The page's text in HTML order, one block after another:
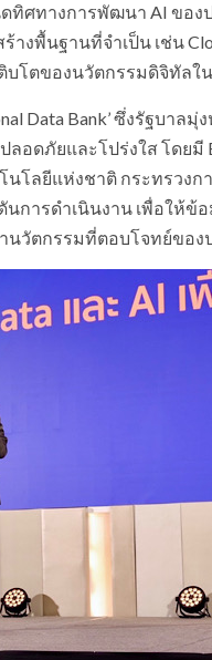
ทิศทางการพัฒนา AI ขอ
พื้นฐานที่จำเป็น เช่น
บโตของนวัตกรรมดิจิทัลใ
Data Bank’ ซึ่งรัฐบาล
อดภัยและโปร่งใส โดยมี
โลยีแห่งชาติ กระทรวง
ารดำเนินงาน เพื่อให้ข้
วัตกรรมที่ตอบโจทย์ของ